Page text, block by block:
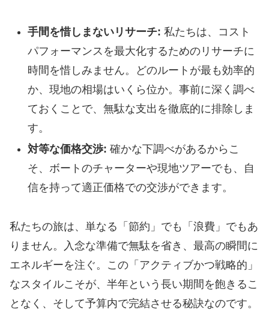
手間を惜しまないリサーチ: 私たちは、コスト
パフォーマンスを最大化するためのリサーチに
時間を惜しみません。どのルートが最も効率的
か、現地の相場はいくら位か。事前に深く調べ
ておくことで、無駄な支出を徹底的に排除しま
す。
対等な価格交渉: 確かな下調べがあるからこ
そ、ボートのチャーターや現地ツアーでも、自
信を持って適正価格での交渉ができます。
​私たちの旅は、単なる「節約」でも「浪費」でもあ
りません。入念な準備で無駄を省き、最高の瞬間に
エネルギーを注ぐ。この「アクティブかつ戦略的」
なスタイルこそが、半年という長い期間を飽きるこ
となく、そして予算内で完結させる秘訣なのです。